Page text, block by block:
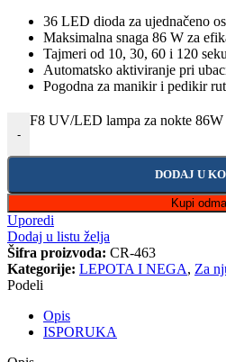
36 LED dioda za ujednačeno
Maksimalna snaga 86 W za
Tajmeri od 10, 30, 60 i 120
Automatsko aktiviranje pri
Pogodna za manikir i pedikir
-
F8 UV/LED lampa za nokte 86W
DODAJ U
Kupi
Uporedi
Dodaj u listu želja
Šifra proizvoda: CR-463
Kategorije: LEPOTA I NEGA, Za
Podeli
Opis
ISPORUKA